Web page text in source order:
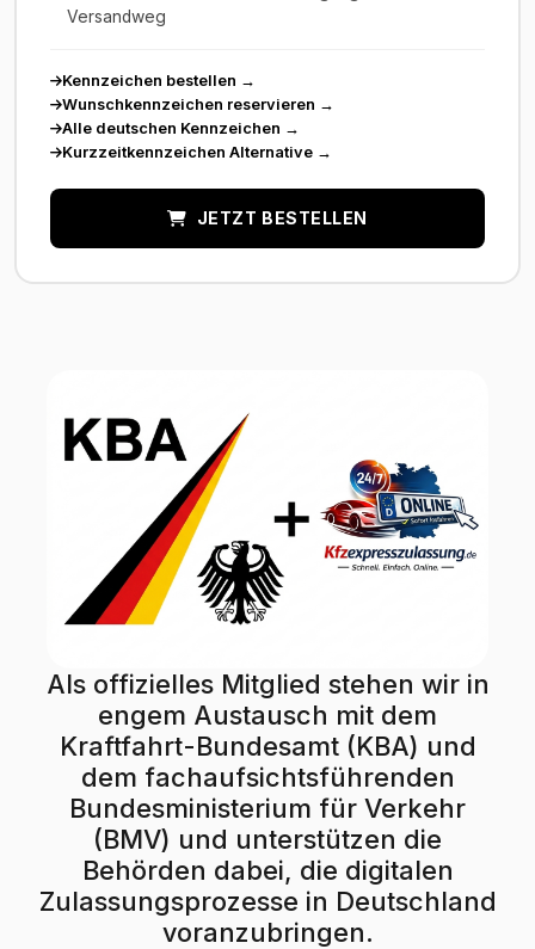
Versandweg
Kennzeichen bestellen →
Wunschkennzeichen reservieren →
Alle deutschen Kennzeichen →
Kurzzeitkennzeichen Alternative →
JETZT BESTELLEN
Als offizielles Mitglied stehen wir in
engem Austausch mit dem
Kraftfahrt-Bundesamt (KBA) und
dem fachaufsichtsführenden
Bundesministerium für Verkehr
(BMV) und unterstützen die
Behörden dabei, die digitalen
Zulassungsprozesse in Deutschland
voranzubringen.